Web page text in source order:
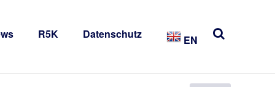
R5K Datenschutz EN